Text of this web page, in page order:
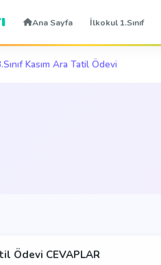
Ana Sayfa İlkokul 1.Sınıf
Kasım Ara Tatil Ödevi
Ödevi CEVAPLAR